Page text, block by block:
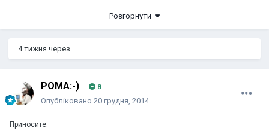
Розгорнути
4 тижня через...
POMA:-) 8
Опубліковано 20 грудня, 2014
Приносите.